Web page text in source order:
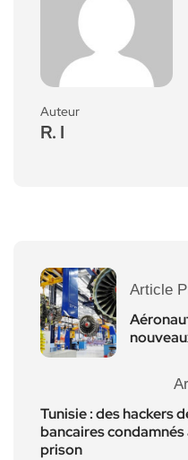
Auteur
R. I
Article
Tunisie : des hackers
bancaires condamnés
prison